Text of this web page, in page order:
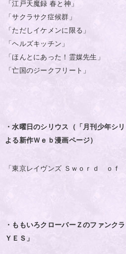
「江戸天魔録 春と神」
「サクラサク症候群」
「ただしイケメンに限る」
「ヘルズキッチン」
「ほんとにあった！霊媒先生」
「亡国のジークフリート」
・水曜日のシリウス（「月刊少年シ
よる新作Ｗｅｂ漫画ページ）
「東京レイヴンズ Ｓｗｏｒｄ ｏｆ
・ももいろクローバーＺのファンク
ＹＥＳ」